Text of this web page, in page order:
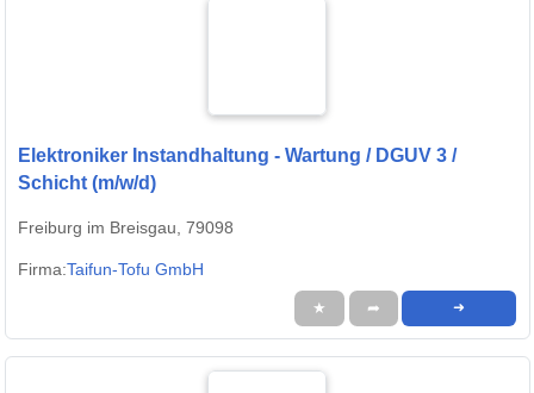
Elektroniker Instandhaltung - Wartung / DGUV 3 /
Schicht (m/w/d)
Freiburg im Breisgau, 79098
Firma:Taifun-Tofu GmbH
★ ➦ ➜